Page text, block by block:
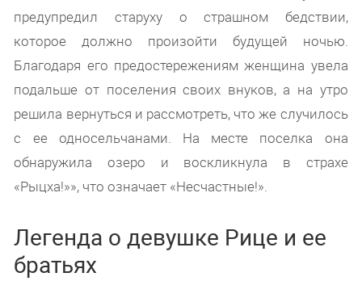
предупредил старуху о страшном бедствии,
которое должно произойти будущей ночью.
Благодаря его предостережениям женщина увела
подальше от поселения своих внуков, а на утро
решила вернуться и рассмотреть, что же случилось
с ее односельчанами. На месте поселка она
обнаружила озеро и воскликнула в страхе
«Рыцха!»», что означает «Несчастные!».
Легенда о девушке Рице и ее
братьях